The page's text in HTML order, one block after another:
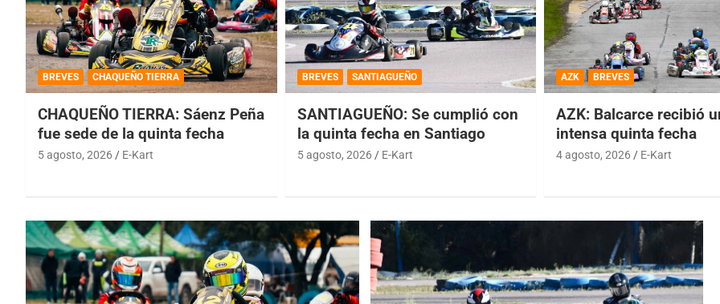
BREVES CHAQUEÑO TIERRA
CHAQUEÑO TIERRA: Sáenz Peña
fue sede de la quinta fecha
5 agosto, 2026 E-Kart
BREVES SANTIAGUEÑO
SANTIAGUEÑO: Se cumplió con
la quinta fecha en Santiago
5 agosto, 2026 E-Kart
AZK BREVES
AZK: Balcarce recibió
intensa quinta fecha
4 agosto, 2026 E-Kart